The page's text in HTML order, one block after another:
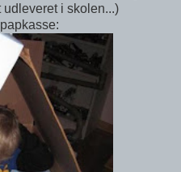
udleveret i skolen...)